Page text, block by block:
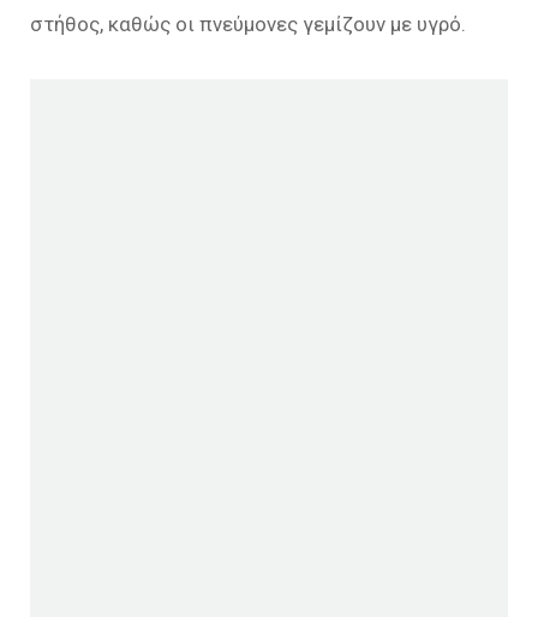
στήθος, καθώς οι πνεύμονες γεμίζουν με υγρό.